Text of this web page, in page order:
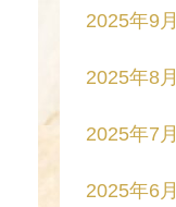
2025年9月
2025年8月
2025年7月
2025年6月